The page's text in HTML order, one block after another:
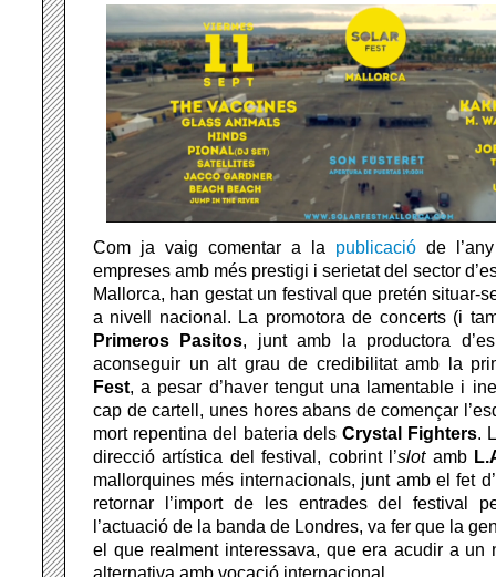
Com ja vaig comentar a la publicació de
empreses amb més prestigi i serietat del sector
Mallorca, han gestat un festival que pretén situar-
a nivell nacional. La promotora de concerts (i
Primeros Pasitos, junt amb la productora
aconseguir un alt grau de credibilitat amb la
Fest, a pesar d’haver tengut una lamentable i
cap de cartell, unes hores abans de començar
mort repentina del bateria dels Crystal Fighters.
direcció artística del festival, cobrint l’slotamb
mallorquines més internacionals, junt amb el fet
retornar l’import de les entrades del festival
l’actuació de la banda de Londres, va fer que la
el que realment interessava, que era acudir a un